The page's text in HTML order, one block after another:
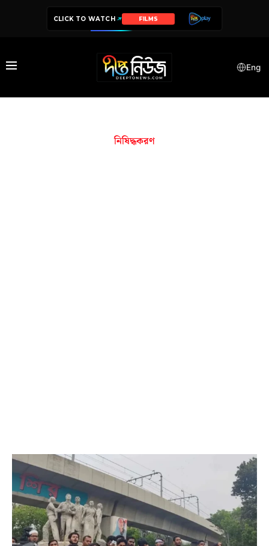
CLICK TO WATCH FILMS
Eng
নিষিদ্ধকরণ